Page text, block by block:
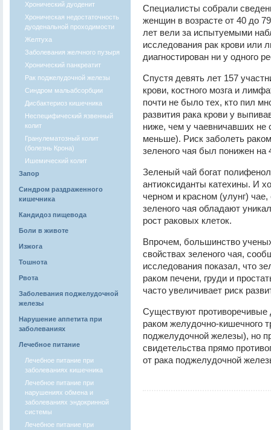
Хронический дуоденит
Хроническая недостаточность
дуоденальной проходимости
Желтуха
Заболевания желчного пузыря
Хронический панкреатит
Рак поджелудочной железы
Синдром мальабсорбции
Дисбактериоз кишечника
Неспецифический язвенный
колит
Гранулематозный колит
(болезнь Крона)
Ишемический колит
Запор
Синдром раздраженного
кишечника
Кандидоз пищевода
Боли в животе
Изжога
Тошнота
Рвота
Заболевания поджелудочной
железы
Нарушение аппетита при
заболеваниях
Лечебное питание
Лечебное питание при
заболеваниях кишечника
Лечебное питание при
нарушениях обмена и
заболеваниях эндокринной
системы
Лечебное питание при
Специалисты собрали
женщин в возрасте от 40 до
лет вели за испытуемыми
исследования рак крови или
диагностирован ни у одного
Спустя девять лет 157
крови, костного мозга и
почти не было тех, кто пил
развития рака крови у
ниже, чем у чаевничавших не
меньше). Риск заболеть
зеленого чая был понижен на
Зеленый чай богат
антиоксиданты катехины. И
черном и красном (улунг)
зеленого чая обладают
рост раковых клеток.
Впрочем, большинство
свойствах зеленого чая,
исследования показал, что
раком печени, груди и
часто увеличивает риск
Существуют противоречивые
раком желудочно-кишечного
поджелудочной железы), но
свидетельства прямо
от рака поджелудочной